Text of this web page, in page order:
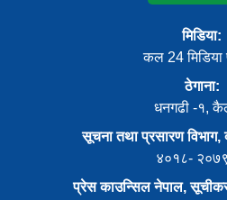
मिडिया:
कल 24 मिडिया
ठेगाना:
धनगढी -१,
सूचना तथा प्रसारण विभाग,
४०१८-
प्रेस काउन्सिल नेपाल,